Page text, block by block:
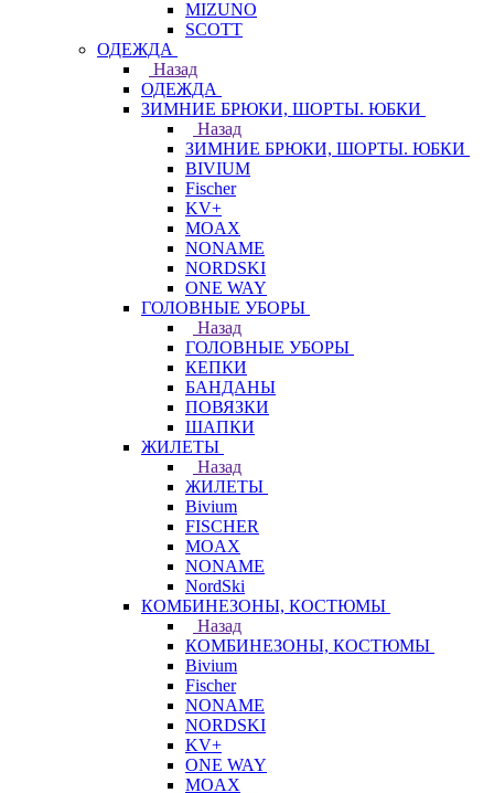
MIZUNO
SCOTT
ОДЕЖДА
Назад
ОДЕЖДА
ЗИМНИЕ БРЮКИ, ШОРТЫ. ЮБКИ
Назад
ЗИМНИЕ БРЮКИ, ШОРТЫ. ЮБКИ
BIVIUM
Fischer
KV+
MOAX
NONAME
NORDSKI
ONE WAY
ГОЛОВНЫЕ УБОРЫ
Назад
ГОЛОВНЫЕ УБОРЫ
КЕПКИ
БАНДАНЫ
ПОВЯЗКИ
ШАПКИ
ЖИЛЕТЫ
Назад
ЖИЛЕТЫ
Bivium
FISCHER
MOAX
NONAME
NordSki
КОМБИНЕЗОНЫ, КОСТЮМЫ
Назад
КОМБИНЕЗОНЫ, КОСТЮМЫ
Bivium
Fischer
NONAME
NORDSKI
KV+
ONE WAY
MOAX